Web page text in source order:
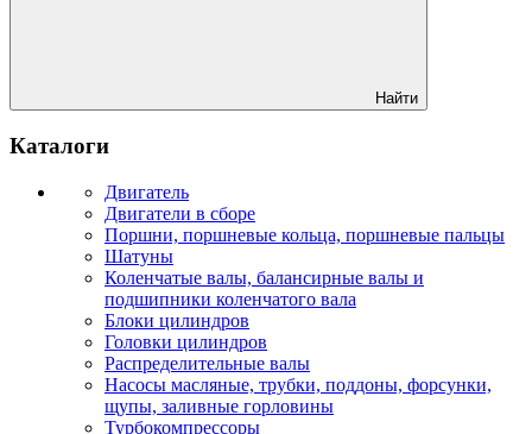
Найти
Каталоги
Двигатель
Двигатели в сборе
Поршни, поршневые кольца, поршневые пальцы
Шатуны
Коленчатые валы, балансирные валы и
подшипники коленчатого вала
Блоки цилиндров
Головки цилиндров
Распределительные валы
Насосы масляные, трубки, поддоны, форсунки,
щупы, заливные горловины
Турбокомпрессоры